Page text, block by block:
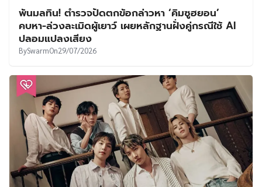
พ้นมลทิน! ตำรวจปัดตกข้อกล่าวหา ‘คิมซูฮยอน’
คบหา-ล่วงละเมิดผู้เยาว์ เผยหลักฐานฝั่งคู่กรณีใช้ AI
ปลอมแปลงเสียง
BySwarmOn29/07/2026